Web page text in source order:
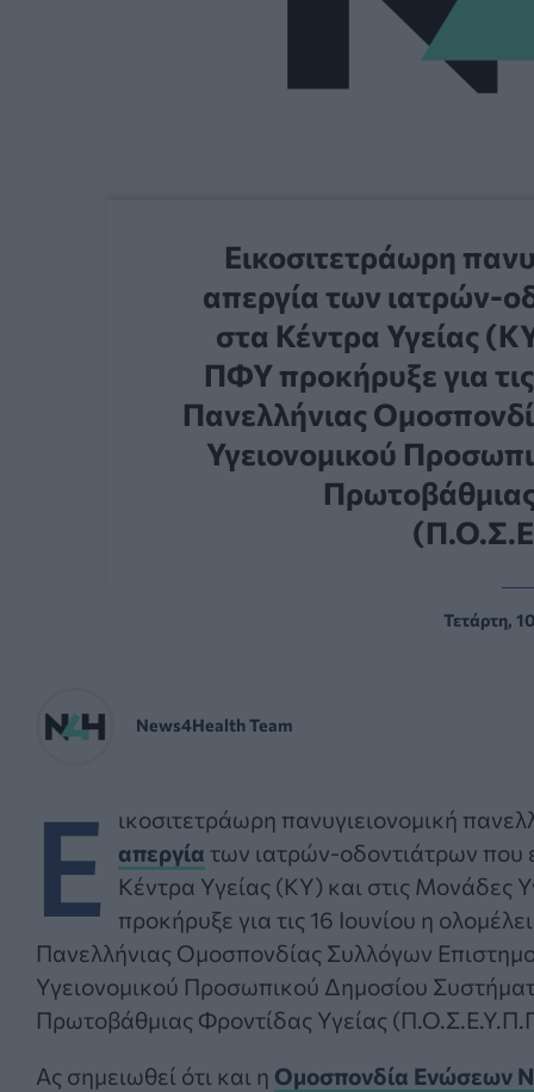
Εικοσιτετράωρη
απεργία των ιατρών-
στα Κέντρα Υγείας
ΠΦΥ προκήρυξε για
Πανελλήνιας
Υγειονομικού
Τετάρτη,
News4Health Team
Ε
ικοσιτετράωρη πανυγιειονομική
απεργία των ιατρών-οδοντιάτρων που
Κέντρα Υγείας (ΚΥ) και στις Μονάδες
προκήρυξε για τις 16 Ιουνίου η
Πανελλήνιας Ομοσπονδίας Συλλόγων
Υγειονομικού Προσωπικού Δημοσίου
Πρωτοβάθμιας Φροντίδας Υγείας
Ας σημειωθεί ότι και η Ομοσπονδία Ενώσεων